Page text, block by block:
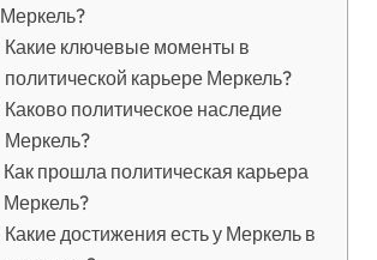
Меркель?
Какие ключевые моменты в
политической карьере Меркель?
Каково политическое наследие
Меркель?
Как прошла политическая карьера
Меркель?
Какие достижения есть у Меркель в